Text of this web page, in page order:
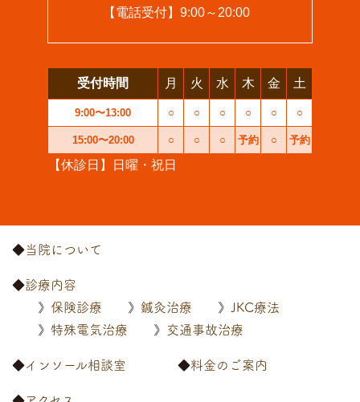
【電話受付】9:00～20:00
受付時間 月 火 水 木 金 土
9:00〜13:00 ○ ○ ○ ○ ○ ○
15:00〜20:00 ○ ○ ○ 予約 ○ 予約
【休診日】日曜・祝日
当院について
診療内容
保険診療
鍼灸治療
JKC療法
特殊電気治療
交通事故治療
インソール相談室 料金のご案内